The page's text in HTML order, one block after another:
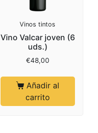
Vinos tintos
Vino Valcar joven (6
uds.)
€48,00
Añadir al
carrito